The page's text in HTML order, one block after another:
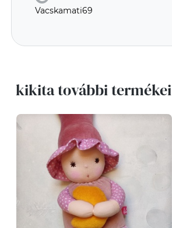
Vacskamati69
kikita további termékei